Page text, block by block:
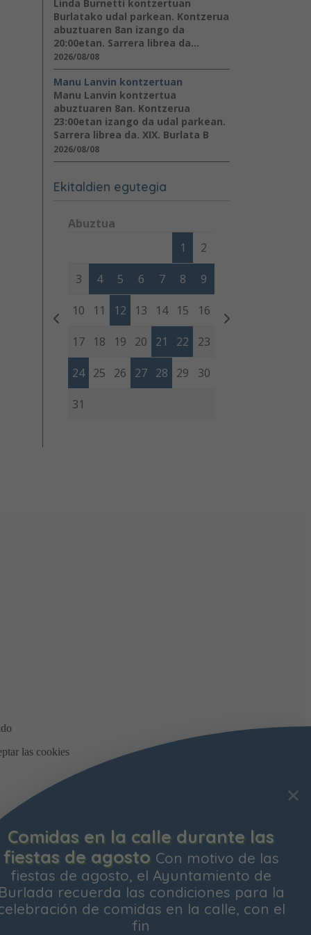
Bonificación de la Contribución
TerritorialYa está abierto el plazo para
solicitar la bonificación del Impuesto de
Contribución Territorial para el próximo
ejercicio. Las personas propietarias de su
vivienda habitual
Linda Burnetti kontzertuan
Burlatako udal parkean. Kontzerua
abuztuaren 8an izango da
20:00etan. Sarrera librea da...
2026/08/08
Manu Lanvin kontzertuan
Manu Lanvin kontzertua
abuztuaren 8an. Kontzerua
23:00etan izango da udal parkean.
Sarrera librea da. XIX. Burlata B
2026/08/08
Ekitaldien egutegia
Abuztua
Miércoles Jueves
1 2
3 4 5 6 7 8 9
10 11 12 13 14 15 16
17 18 19 20 21 22 23
24 25 26 27 28 29 30
31